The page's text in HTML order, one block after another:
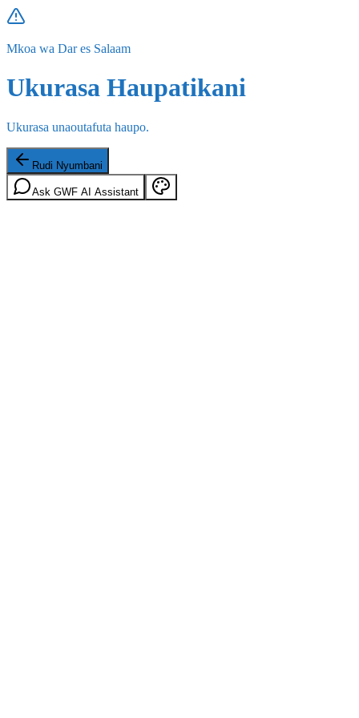
Mkoa wa Dar es Salaam
Ukurasa Haupatikani
Ukurasa unaoutafuta haupo.
Rudi Nyumbani
Ask GWF AI Assistant